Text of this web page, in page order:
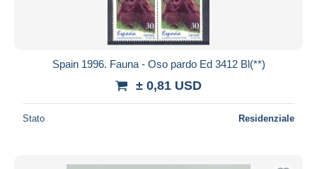
Spain 1996. Fauna - Oso pardo Ed 3412 Bl(**)
± 0,81 USD
Stato Residenziale